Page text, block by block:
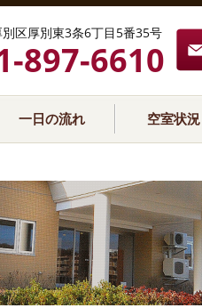
区厚別東3条6丁目5番35号
897-6610
一日の流れ 空室状況